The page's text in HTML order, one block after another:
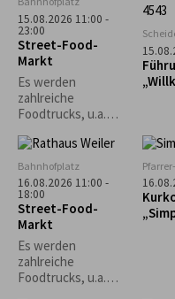
Wohl. *Die
Veranstaltung
findet nur bei
trockenem Wetter
statt.*
15.08.2026 11:00 -
23:00
Street-Food-
Markt
Es werden
zahlreiche
Foodtrucks, u.a.
asiatisch und vieles
mehr erwartet.
Bahnhofplatz
16.08.2026 11:00 -
18:00
Street-Food-
Markt
Es werden
zahlreiche
Foodtrucks, u.a.